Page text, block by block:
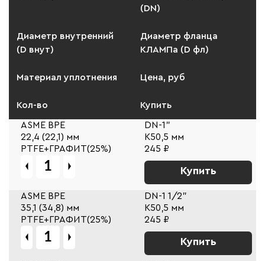
(DN)
Диаметр внутренний
(D внут)
Диаметр фланца
КЛАМПа (D фл)
Материал уплотнения Цена, руб
Кол-во Купить
ASME BPE
DN-1"
22,4 (22,1) мм
К50,5 мм
PTFE+ГРАФИТ(25%)
245 ₽
Купить
ASME BPE
DN-1 1/2"
35,1 (34,8) мм
К50,5 мм
PTFE+ГРАФИТ(25%)
245 ₽
Купить